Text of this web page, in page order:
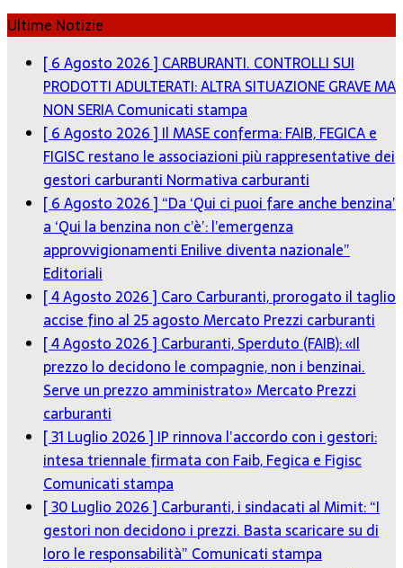
Ultime Notizie
[ 6 Agosto 2026 ] CARBURANTI. CONTROLLI SUI
PRODOTTI ADULTERATI: ALTRA SITUAZIONE GRAVE MA
NON SERIAComunicati stampa
[ 6 Agosto 2026 ] Il MASE conferma: FAIB, FEGICA e
FIGISC restano le associazioni più rappresentative dei
gestori carburanti Normativa carburanti
[ 6 Agosto 2026 ] “Da ‘Qui ci puoi fare anche benzina’
a ‘Qui la benzina non c’è’: l’emergenza
approvvigionamenti Enilive diventa nazionale”
Editoriali
[ 4 Agosto 2026 ] Caro Carburanti, prorogato il taglio
accise fino al 25 agostoMercato Prezzi carburanti
[ 4 Agosto 2026 ] Carburanti, Sperduto (FAIB): «Il
prezzo lo decidono le compagnie, non i benzinai.
Serve un prezzo amministrato»Mercato Prezzi
carburanti
[ 31 Luglio 2026 ] IP rinnova l’accordo con i gestori:
intesa triennale firmata con Faib, Fegica e Figisc
Comunicati stampa
[ 30 Luglio 2026 ] Carburanti, i sindacati al Mimit: “I
gestori non decidono i prezzi. Basta scaricare su di
loro le responsabilità” Comunicati stampa